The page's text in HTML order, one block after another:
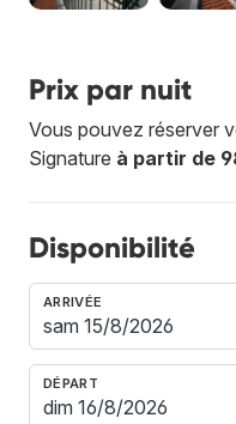
Prix par nuit
Vous pouvez réserver
Signature à partir de
Disponibilité
ARRIVÉE
DÉPART